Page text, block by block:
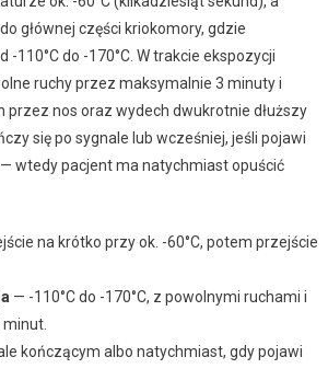
głównej części kriokomory, gdzie
110°C do -170°C. W trakcie ekspozycji
ruchy przez maksymalnie 3 minuty i
przez nos oraz wydech dwukrotnie dłuższy
się po sygnale lub wcześniej, jeśli pojawi
wtedy pacjent ma natychmiast opuścić
na krótko przy ok. -60°C, potem przejście
— -110°C do -170°C, z powolnymi ruchami i
kończącym albo natychmiast, gdy pojawi